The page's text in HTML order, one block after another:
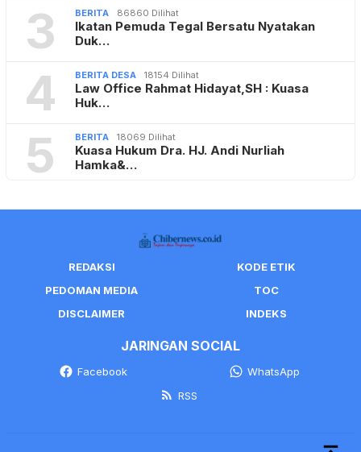
3 BERITA 86860 Dilihat
Ikatan Pemuda Tegal Bersatu Nyatakan
Duk…
4 BERITA DESA 18154 Dilihat
Law Office Rahmat Hidayat,SH : Kuasa
Huk…
5 BERITA 18069 Dilihat
Kuasa Hukum Dra. HJ. Andi Nurliah
Hamka&…
REDAKSI
KODE ETIK
PEDOMAN MEDIA
TOC
DISCLAIMER
INDEKS
JARINGAN SOCIAL
Facebook
WhatsApp
RSS